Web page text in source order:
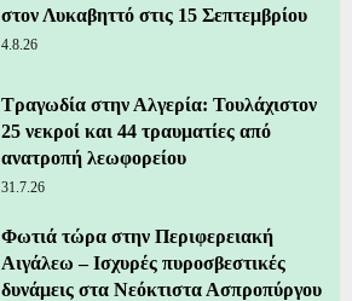
στον Λυκαβηττό στις 15 Σεπτεμβρίου
4.8.26
Τραγωδία στην Αλγερία: Τουλάχιστον
25 νεκροί και 44 τραυματίες από
ανατροπή λεωφορείου
31.7.26
Φωτιά τώρα στην Περιφερειακή
Αιγάλεω – Ισχυρές πυροσβεστικές
δυνάμεις στα Νεόκτιστα Ασπροπύργου